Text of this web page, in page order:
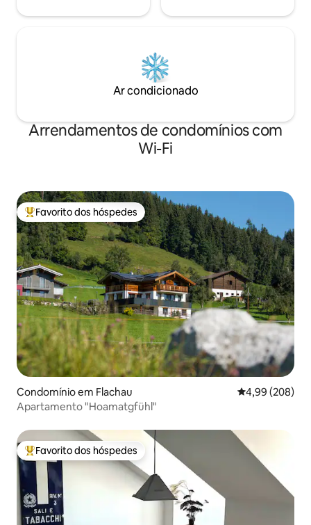
Ar condicionado
Arrendamentos de condomínios com
Wi-Fi
Favoritos dos hóspedes mais apreciados
Favorito dos hóspedes
Condomínio em Flachau Classificação
4,99 (208)
Apartamento "Hoamatgfühl"
Favoritos dos hóspedes mais apreciados
Favorito dos hóspedes